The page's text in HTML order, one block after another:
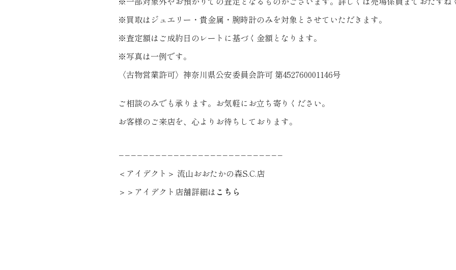
※買取はジュエリー・貴金属・腕時計のみを対象とさせていただきます。
※査定額はご成約日のレートに基づく金額となります。
※写真は一例です。
〈古物営業許可〉神奈川県公安委員会許可 第452760001146号
ご相談のみでも承ります。お気軽にお立ち寄りください。
お客様のご来店を、心よりお待ちしております。
−−−−−−−−−−−−−−−−−−−−−−−−−−−
＜アイデクト＞ 流山おおたかの森S.C.店
＞＞アイデクト店舗詳細は こちら